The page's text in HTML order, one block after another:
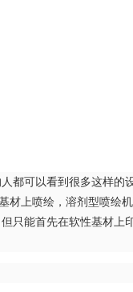
可以看到很多这样
上喷绘，溶剂型喷
能首先在软性基材